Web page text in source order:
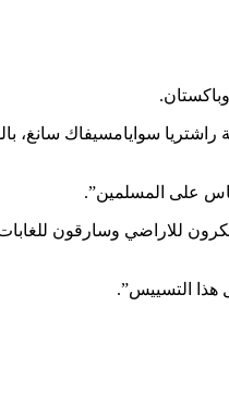
الغجر في كشمير، القوميين الهندوس الذين يتولون الحكم في نيودلهي منذ 2014، وخصوصا منظمة
على المسلمين”.
للاراضي وسارقون
هذا التسييس”.